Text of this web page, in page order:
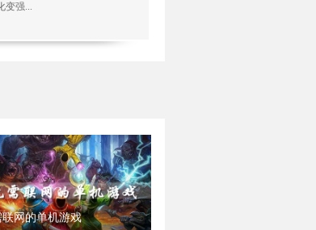
变强...
联网的单机游戏